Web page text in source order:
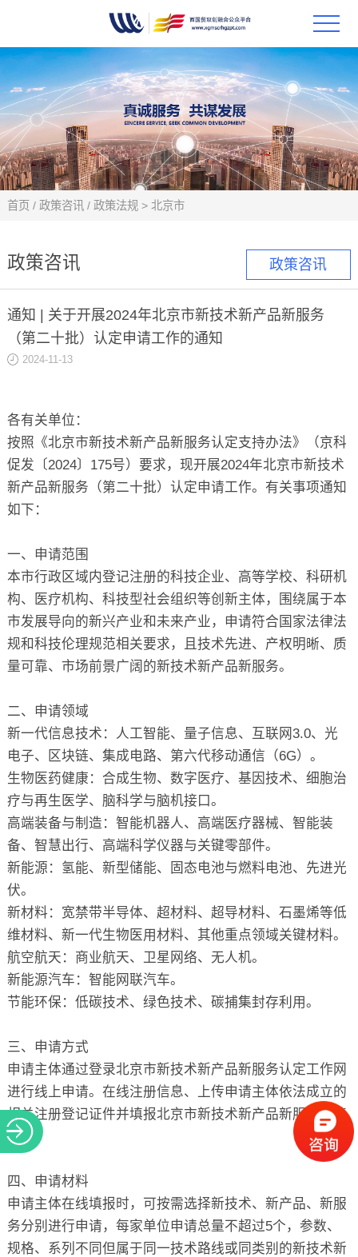
首页
政策
科技
合作
创新
政策咨讯
首页 / 政策咨讯 / 政策法规> 北京市
政策咨讯
通知 | 关于开展2024年北京市新技术新产品新服务
（第二十批）认定申请工作的通知
2024-11-13
各有关单位：
按照《北京市新技术新产品新服务认定支持办法》（京科
促发〔2024〕175号）要求，现开展2024年北京市新技术
新产品新服务（第二十批）认定申请工作。有关事项通知
如下：
一、申请范围
本市行政区域内登记注册的科技企业、高等学校、科研机
构、医疗机构、科技型社会组织等创新主体，围绕属于本
市发展导向的新兴产业和未来产业，申请符合国家法律法
规和科技伦理规范相关要求，且技术先进、产权明晰、质
量可靠、市场前景广阔的新技术新产品新服务。
二、申请领域
新一代信息技术：人工智能、量子信息、互联网3.0、光
电子、区块链、集成电路、第六代移动通信（6G）。
生物医药健康：合成生物、数字医疗、基因技术、细胞治
疗与再生医学、脑科学与脑机接口。
高端装备与制造：智能机器人、高端医疗器械、智能装
备、智慧出行、高端科学仪器与关键零部件。
新能源：氢能、新型储能、固态电池与燃料电池、先进光
伏。
新材料：宽禁带半导体、超材料、超导材料、石墨烯等低
维材料、新一代生物医用材料、其他重点领域关键材料。
航空航天：商业航天、卫星网络、无人机。
新能源汽车：智能网联汽车。
节能环保：低碳技术、绿色技术、碳捕集封存利用。
三、申请方式
申请主体通过登录北京市新技术新产品新服务认定工作网
进行线上申请。在线注册信息、上传申请主体依法成立的
相关注册登记证件并填报北京市新技术新产品新服务申请
书。
四、申请材料
申请主体在线填报时，可按需选择新技术、新产品、新服
务分别进行申请，每家单位申请总量不超过5个，参数、
规格、系列不同但属于同一技术路线或同类别的新技术新